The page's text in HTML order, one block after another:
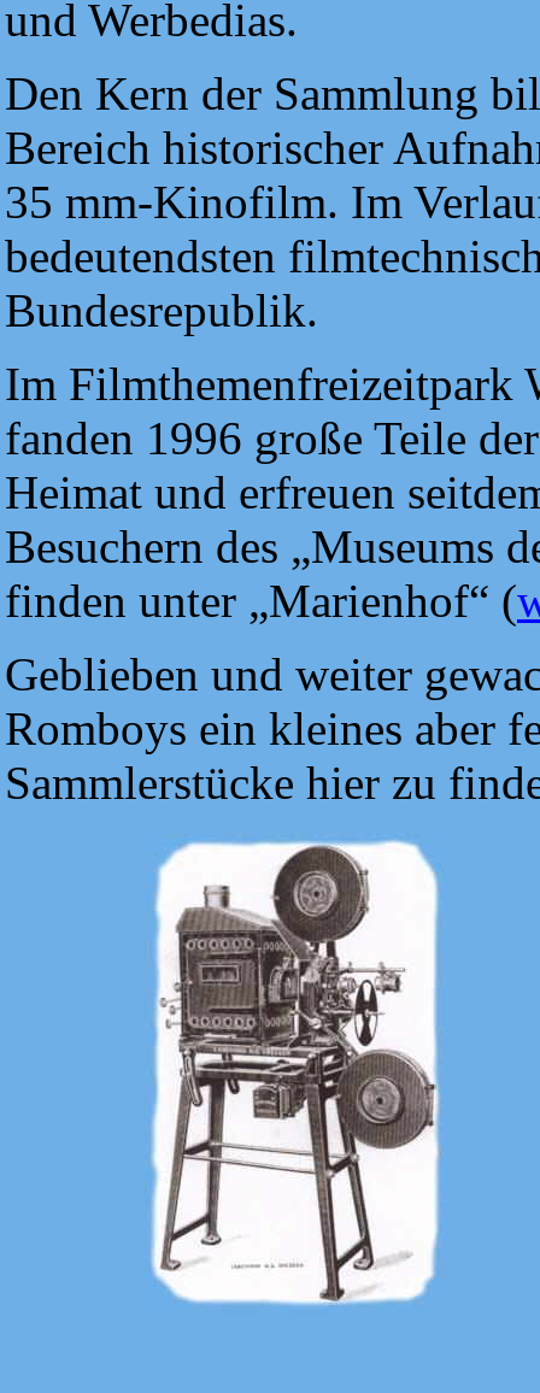
und Werbedias.
Den Kern der Sammlung
Bereich historischer
35 mm-Kinofilm. Im
bedeutendsten
Bundesrepublik.
Im Filmthemenfreizeitpark
fanden 1996 große Teile
Heimat und erfreuen
Besuchern des „Museums
finden unter „Marienhof“ (
Geblieben und weiter
Romboys ein kleines aber
Sammlerstücke hier zu